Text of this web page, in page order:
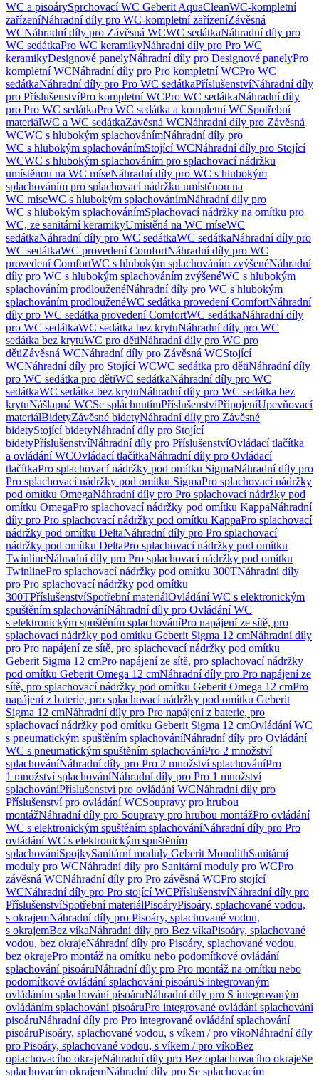
WC a pisoárySprchovací WC Geberit AquaCleanWC-kompletní
zařízeníNáhradní díly pro WC-kompletní zařízeníZávěsná
WCNáhradní díly pro Závěsná WCWC sedátkaNáhradní díly pro
WC sedátkaPro WC keramikyNáhradní díly pro Pro WC
keramikyDesignové panelyNáhradní díly pro Designové panelyPro
kompletní WCNáhradní díly pro Pro kompletní WCPro WC
sedátkaNáhradní díly pro Pro WC sedátkaPříslušenstvíNáhradní díly
pro PříslušenstvíPro kompletní WCPro WC sedátkaNáhradní díly
pro Pro WC sedátkaPro WC sedátka a kompletní WCSpotřební
materiálWC a WC sedátkaZávěsná WCNáhradní díly pro Závěsná
WCWC s hlubokým splachovánímNáhradní díly pro
WC s hlubokým splachovánímStojící WCNáhradní díly pro Stojící
WCWC s hlubokým splachováním pro splachovací nádržku
umístěnou na WC míseNáhradní díly pro WC s hlubokým
splachováním pro splachovací nádržku umístěnou na
WC míseWC s hlubokým splachovánímNáhradní díly pro
WC s hlubokým splachovánímSplachovací nádržky na omítku pro
WC, ze sanitární keramikyUmístěná na WC míseWC
sedátkaNáhradní díly pro WC sedátkaWC sedátkaNáhradní díly pro
WC sedátkaWC provedení ComfortNáhradní díly pro WC
provedení ComfortWC s hlubokým splachováním zvýšenéNáhradní
díly pro WC s hlubokým splachováním zvýšenéWC s hlubokým
splachováním prodlouženéNáhradní díly pro WC s hlubokým
splachováním prodlouženéWC sedátka provedení ComfortNáhradní
díly pro WC sedátka provedení ComfortWC sedátkaNáhradní díly
pro WC sedátkaWC sedátka bez krytuNáhradní díly pro WC
sedátka bez krytuWC pro dětiNáhradní díly pro WC pro
dětiZávěsná WCNáhradní díly pro Závěsná WCStojící
WCNáhradní díly pro Stojící WCWC sedátka pro dětiNáhradní díly
pro WC sedátka pro dětiWC sedátkaNáhradní díly pro WC
sedátkaWC sedátka bez krytuNáhradní díly pro WC sedátka bez
krytuNášlapná WCSe spláchnutímPříslušenstvíPřipojeníUpevňovací
materiálBidetyZávěsné bidetyNáhradní díly pro Závěsné
bidetyStojící bidetyNáhradní díly pro Stojící
bidetyPříslušenstvíNáhradní díly pro PříslušenstvíOvládací tlačítka
a ovládání WCOvládací tlačítkaNáhradní díly pro Ovládací
tlačítkaPro splachovací nádržky pod omítku SigmaNáhradní díly pro
Pro splachovací nádržky pod omítku SigmaPro splachovací nádržky
pod omítku OmegaNáhradní díly pro Pro splachovací nádržky pod
omítku OmegaPro splachovací nádržky pod omítku KappaNáhradní
díly pro Pro splachovací nádržky pod omítku KappaPro splachovací
nádržky pod omítku DeltaNáhradní díly pro Pro splachovací
nádržky pod omítku DeltaPro splachovací nádržky pod omítku
TwinlineNáhradní díly pro Pro splachovací nádržky pod omítku
TwinlinePro splachovací nádržky pod omítku 300TNáhradní díly
pro Pro splachovací nádržky pod omítku
300TPříslušenstvíSpotřební materiálOvládání WC s elektronickým
spuštěním splachováníNáhradní díly pro Ovládání WC
s elektronickým spuštěním splachováníPro napájení ze sítě, pro
splachovací nádržky pod omítku Geberit Sigma 12 cmNáhradní díly
pro Pro napájení ze sítě, pro splachovací nádržky pod omítku
Geberit Sigma 12 cmPro napájení ze sítě, pro splachovací nádržky
pod omítku Geberit Omega 12 cmNáhradní díly pro Pro napájení ze
sítě, pro splachovací nádržky pod omítku Geberit Omega 12 cmPro
napájení z baterie, pro splachovací nádržky pod omítku Geberit
Sigma 12 cmNáhradní díly pro Pro napájení z baterie, pro
splachovací nádržky pod omítku Geberit Sigma 12 cmOvládání WC
s pneumatickým spuštěním splachováníNáhradní díly pro Ovládání
WC s pneumatickým spuštěním splachováníPro 2 množství
splachováníNáhradní díly pro Pro 2 množství splachováníPro
1 množství splachováníNáhradní díly pro Pro 1 množství
splachováníPříslušenství pro ovládání WCNáhradní díly pro
Příslušenství pro ovládání WCSoupravy pro hrubou
montážNáhradní díly pro Soupravy pro hrubou montážPro ovládání
WC s elektronickým spuštěním splachováníNáhradní díly pro Pro
ovládání WC s elektronickým spuštěním
splachováníSpojkySanitární moduly Geberit MonolithSanitární
moduly pro WCNáhradní díly pro Sanitární moduly pro WCPro
závěsná WCNáhradní díly pro Pro závěsná WCPro stojící
WCNáhradní díly pro Pro stojící WCPříslušenstvíNáhradní díly pro
PříslušenstvíSpotřební materiálPisoáryPisoáry, splachované vodou,
s okrajemNáhradní díly pro Pisoáry, splachované vodou,
s okrajemBez víkaNáhradní díly pro Bez víkaPisoáry, splachované
vodou, bez okrajeNáhradní díly pro Pisoáry, splachované vodou,
bez okrajePro montáž na omítku nebo podomítkové ovládání
splachování pisoáruNáhradní díly pro Pro montáž na omítku nebo
podomítkové ovládání splachování pisoáruS integrovaným
ovládáním splachování pisoáruNáhradní díly pro S integrovaným
ovládáním splachování pisoáruPro integrované ovládání splachování
pisoáruNáhradní díly pro Pro integrované ovládání splachování
pisoáruPisoáry, splachované vodou, s víkem / pro víkoNáhradní díly
pro Pisoáry, splachované vodou, s víkem / pro víkoBez
oplachovacího okrajeNáhradní díly pro Bez oplachovacího okrajeSe
splachovacím okrajemNáhradní díly pro Se splachovacím